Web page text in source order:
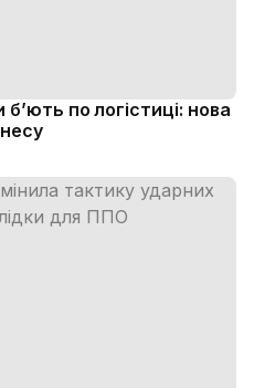
по логістиці: нова